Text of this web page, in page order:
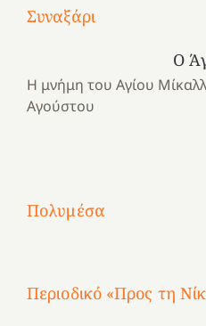
Συναξάρι
Ο
Η μνήμη του Αγίου
Αγούστου
Πολυμέσα
Μια
ένα
καλοκαίρι
Αγωνίστριες
Αθηνών
και
Νοσοκομείο
“Ερυθρός
Αγωνίστριες
Αθηνών
Κατασκηνωτικές
το
Ελληνικό
Αγωνίστριες
Αθηνών
χρόνια
καρτερούμεν»
Περιοδικό «Προς τη